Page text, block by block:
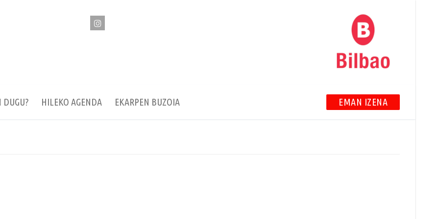
DUGU? HILEKO AGENDA EKARPEN BUZOIA EMAN IZENA